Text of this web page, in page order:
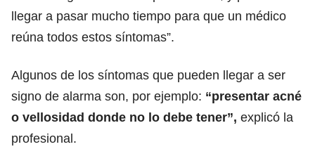
llegar a pasar mucho tiempo para que un médico
reúna todos estos síntomas”.
Algunos de los síntomas que pueden llegar a ser
signo de alarma son, por ejemplo: “presentar acné
o vellosidad donde no lo debe tener”, explicó la
profesional.